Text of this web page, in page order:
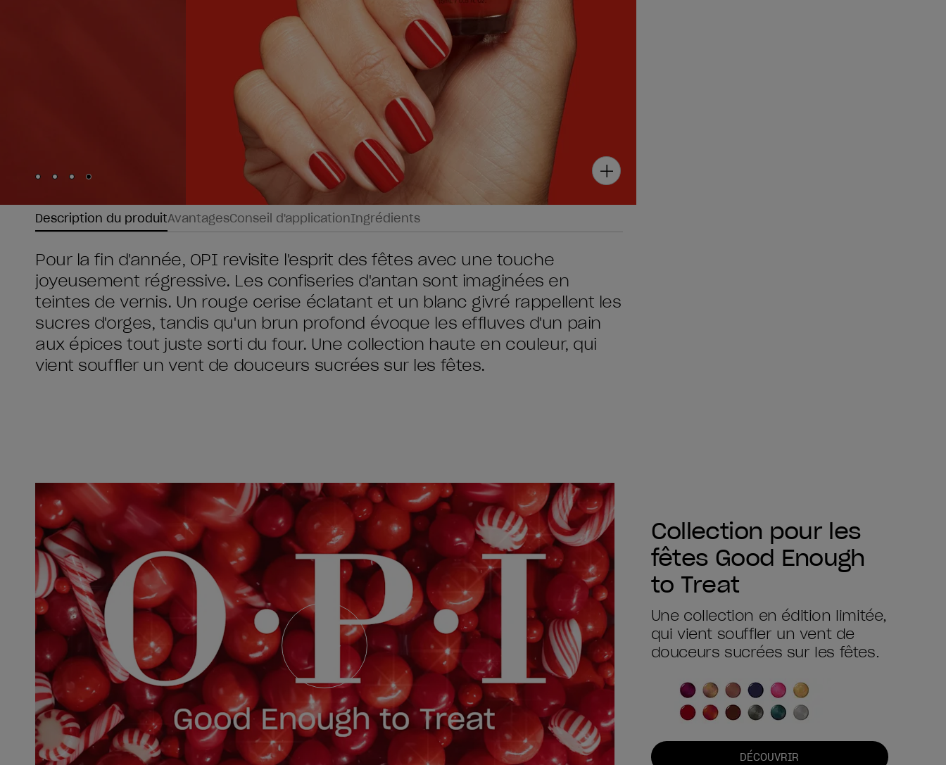
Skip to slide
Skip to slide
Skip to slide
Skip to slide
Description du produitAvantagesConseil d'applicationIngrédients
Pour la fin d'année, OPI revisite l'esprit des fêtes avec une touche
joyeusement régressive. Les confiseries d'antan sont imaginées en
teintes de vernis. Un rouge cerise éclatant et un blanc givré rappellent les
sucres d'orges, tandis qu'un brun profond évoque les effluves d'un pain
aux épices tout juste sorti du four. Une collection haute en couleur, qui
vient souffler un vent de douceurs sucrées sur les fêtes.
Collection pour les
fêtes Good Enough
to Treat
Une collection en édition limitée,
qui vient souffler un vent de
douceurs sucrées sur les fêtes.
DÉCOUVRIR